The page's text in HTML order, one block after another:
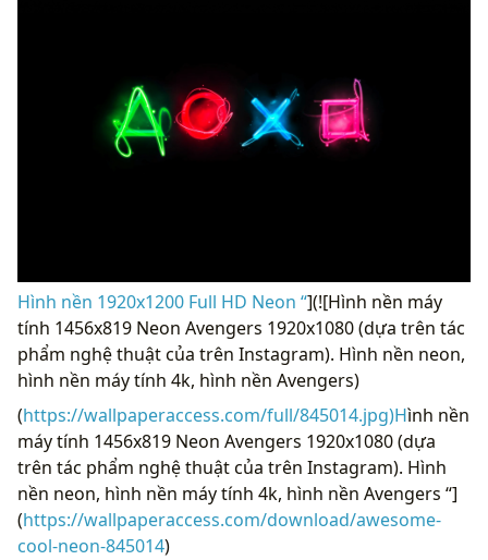
Hình nền 1920x1200 Full HD Neon “](![Hình nền máy
tính 1456x819 Neon Avengers 1920x1080 (dựa trên tác
phẩm nghệ thuật của trên Instagram). Hình nền neon,
hình nền máy tính 4k, hình nền Avengers)
(https://wallpaperaccess.com/full/845014.jpg)Hình nền
máy tính 1456x819 Neon Avengers 1920x1080 (dựa
trên tác phẩm nghệ thuật của trên Instagram). Hình
nền neon, hình nền máy tính 4k, hình nền Avengers “]
(https://wallpaperaccess.com/download/awesome-
cool-neon-845014)